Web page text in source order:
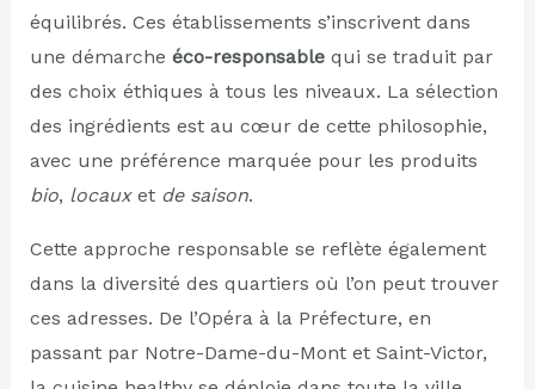
équilibrés. Ces établissements s’inscrivent dans
une démarche éco-responsablequi se traduit par
des choix éthiques à tous les niveaux. La sélection
des ingrédients est au cœur de cette philosophie,
avec une préférence marquée pour les produits
bio, locauxet de saison.
Cette approche responsable se reflète également
dans la diversité des quartiers où l’on peut trouver
ces adresses. De l’Opéra à la Préfecture, en
passant par Notre-Dame-du-Mont et Saint-Victor,